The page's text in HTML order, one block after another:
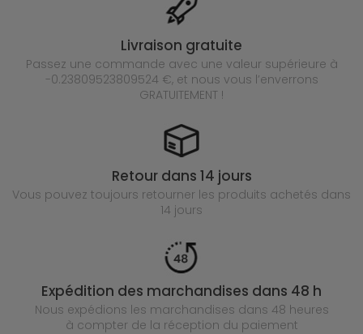
Livraison gratuite
Passez une commande avec une valeur supérieure à
-0.23809523809524 €, et nous vous l’enverrons
GRATUITEMENT !
Retour dans 14 jours
Vous pouvez toujours retourner les produits achetés dans
14 jours
Expédition des marchandises dans 48 h
Nous expédions les marchandises dans 48 heures
à compter de la réception du paiement